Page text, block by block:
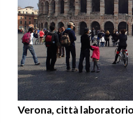
Verona, città